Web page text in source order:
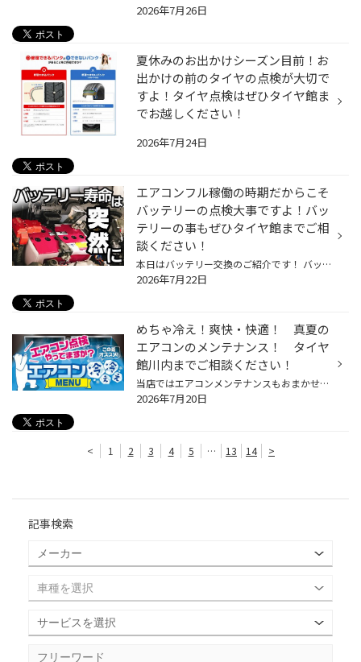
2026年7月26日
夏休みのお出かけシーズン目前！お
出かけの前のタイヤの点検が大切で
すよ！タイヤ点検はぜひタイヤ館ま
でお越しください！
2026年7月24日
エアコンフル稼働の時期だからこそ
バッテリーの点検大事ですよ！バッ
テリーの事もぜひタイヤ館までご相
談ください！
本日はバッテリー交換のご紹介です！ バッテリーってどのくらいの頻度で交換していますか？！ ３年？４年？５年？ 正解は車種・使用環境によって変わります。 お車には、主に充電制御車・アイドリングストップ車・ハイブリッド車の３つに分かれます。 充電制御車は、３年半～ アイドリングストップ...
2026年7月22日
めちゃ冷え！爽快・快適！ 真夏の
エアコンのメンテナンス！ タイヤ
館川内までご相談ください！
当店ではエアコンメンテナンスもおまかせ！ ・エアコンガス添加剤施工 ・エバポレーター簡易洗浄 ・エアコンフィルター交換 などなど お気軽にスタッフまでお尋ねください！ 実際に施工させていただいた作業事例はこちら！！ ↓ ↓ ↓ ↓ ↓ ↓ ↓ ↓ ↓ ↓ 皆様のご来店をスタッフ一同お待ち申し上げます。 ※...
2026年7月20日
< 1 2 3 4 5 … 13 14 >
記事検索